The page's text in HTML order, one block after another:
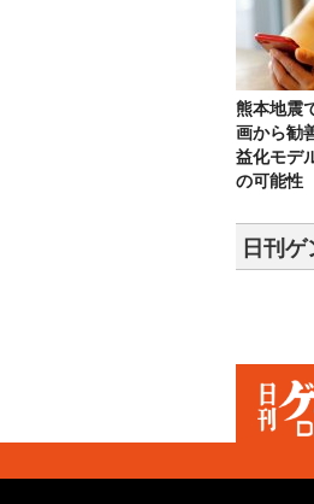
熊本地震
画から勧
益化モデ
の可能性
日刊